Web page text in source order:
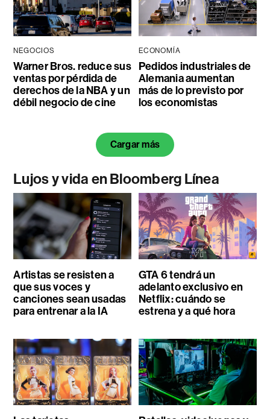
NEGOCIOS
Warner Bros. reduce sus
ventas por pérdida de
derechos de la NBA y un
débil negocio de cine
ECONOMÍA
Pedidos industriales de
Alemania aumentan
más de lo previsto por
los economistas
Cargar más
Lujos y vida en Bloomberg Línea
Artistas se resisten a
que sus voces y
canciones sean usadas
para entrenar a la IA
GTA 6 tendrá un
adelanto exclusivo en
Netflix: cuándo se
estrena y a qué hora